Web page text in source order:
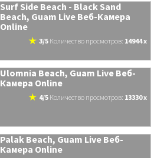
Surf Side Beach - Black Sand
Beach, Guam Live Веб-Камера
Online
3/5 количество просмотров: 14944 x
Ulomnia Beach, Guam Live Веб-
Камера Online
4/5 количество просмотров: 13330 x
Palak Beach, Guam Live Веб-
Камера Online